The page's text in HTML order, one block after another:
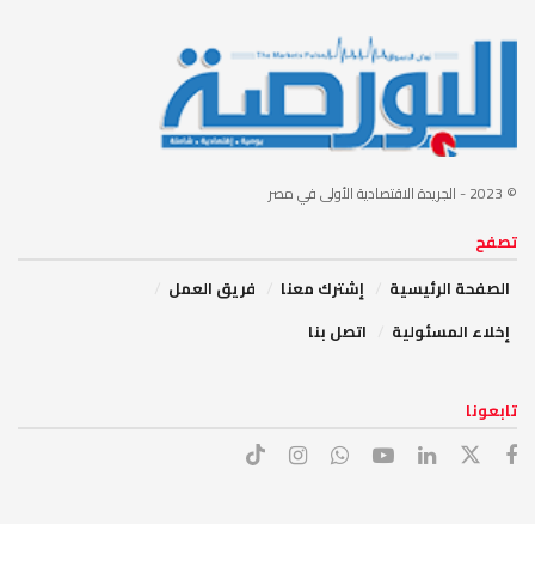
© 2023 - الجريدة الاقتصادية الأولى في مصر
تصفح
الصفحة الرئيسية
إشترك معنا
فريق العمل
إخلاء المسئولية
اتصل بنا
تابعونا